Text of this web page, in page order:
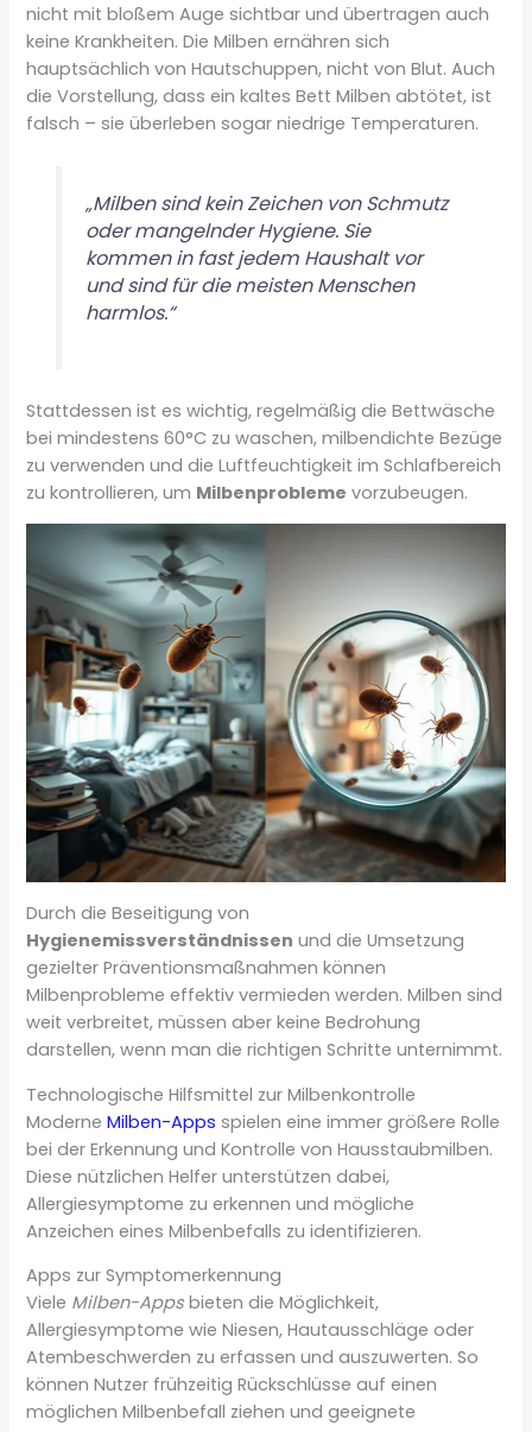
nicht mit bloßem Auge sichtbar und übertragen auch
keine Krankheiten. Die Milben ernähren sich
hauptsächlich von Hautschuppen, nicht von Blut. Auch
die Vorstellung, dass ein kaltes Bett Milben abtötet, ist
falsch – sie überleben sogar niedrige Temperaturen.
„Milben sind kein Zeichen von Schmutz
oder mangelnder Hygiene. Sie
kommen in fast jedem Haushalt vor
und sind für die meisten Menschen
harmlos.“
Stattdessen ist es wichtig, regelmäßig die Bettwäsche
bei mindestens 60°C zu waschen, milbendichte Bezüge
zu verwenden und die Luftfeuchtigkeit im Schlafbereich
zu kontrollieren, um Milbenprobleme vorzubeugen.
Durch die Beseitigung von
Hygienemissverständnissen und die Umsetzung
gezielter Präventionsmaßnahmen können
Milbenprobleme effektiv vermieden werden. Milben sind
weit verbreitet, müssen aber keine Bedrohung
darstellen, wenn man die richtigen Schritte unternimmt.
Technologische Hilfsmittel zur Milbenkontrolle
ModerneMilben-Apps spielen eine immer größere Rolle
bei der Erkennung und Kontrolle von Hausstaubmilben.
Diese nützlichen Helfer unterstützen dabei,
Allergiesymptome zu erkennen und mögliche
Anzeichen eines Milbenbefalls zu identifizieren.
Apps zur Symptomerkennung
Viele Milben-Apps bieten die Möglichkeit,
Allergiesymptome wie Niesen, Hautausschläge oder
Atembeschwerden zu erfassen und auszuwerten. So
können Nutzer frühzeitig Rückschlüsse auf einen
möglichen Milbenbefall ziehen und geeignete